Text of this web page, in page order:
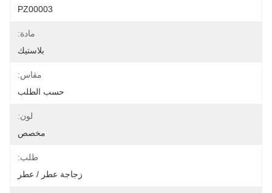
PZ00003
مادة:
بلاستيك
مقاس:
حسب الطلب
لون:
مخصص
طلب:
زجاجة عطر / عطر